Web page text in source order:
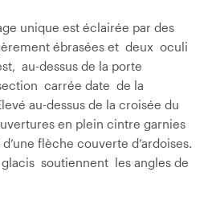
unique est éclairée par des
ébrasées et deux oculi
au-dessus de la porte
carrée date de la
au-dessus de la croisée du
en plein cintre garnies
flèche couverte d’ardoises.
soutiennent les angles de